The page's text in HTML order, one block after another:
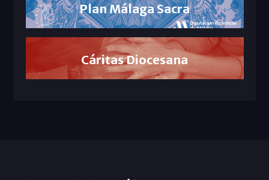
Plan Málaga Sacra
Cáritas Diocesana